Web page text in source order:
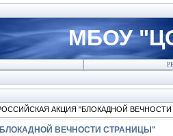
МБОУ
АКЦИЯ "БЛОКАДНОЙ
ВЕЧНОСТИ СТРАНИЦЫ"